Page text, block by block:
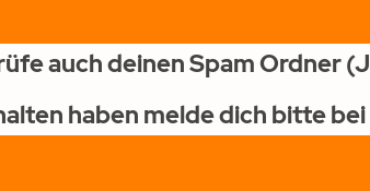
auch deinen Spam Ordner
haben melde dich bitte